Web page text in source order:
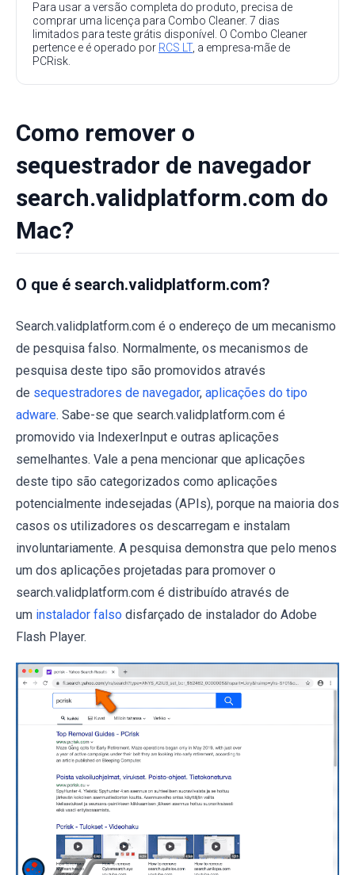
Para usar a versão completa do produto, precisa de
comprar uma licença para Combo Cleaner. 7 dias
limitados para teste grátis disponível. O Combo Cleaner
pertence e é operado por RCS LT, a empresa-mãe de
PCRisk.
Como remover o
sequestrador de navegador
search.validplatform.com do
Mac?
O que é search.validplatform.com?
Search.validplatform.com é o endereço de um mecanismo
de pesquisa falso. Normalmente, os mecanismos de
pesquisa deste tipo são promovidos através
de sequestradores de navegador, aplicações do tipo
adware. Sabe-se que search.validplatform.com é
promovido via IndexerInput e outras aplicações
semelhantes. Vale a pena mencionar que aplicações
deste tipo são categorizados como aplicações
potencialmente indesejadas (APIs), porque na maioria dos
casos os utilizadores os descarregam e instalam
involuntariamente. A pesquisa demonstra que pelo menos
um dos aplicações projetadas para promover o
search.validplatform.com é distribuído através de
um instalador falso disfarçado de instalador do Adobe
Flash Player.